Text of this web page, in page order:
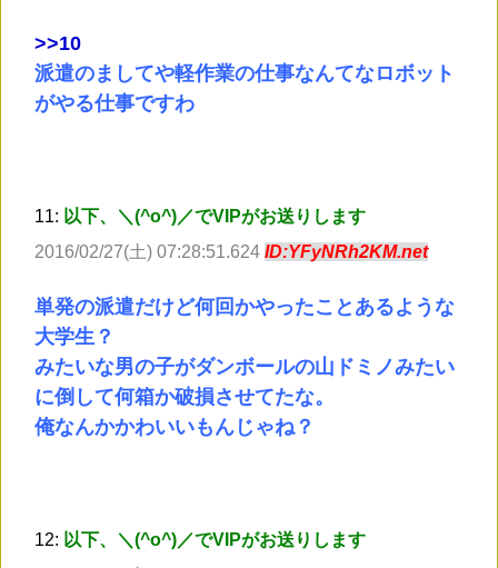
>>10
派遣のましてや軽作業の仕事なんてなロボット
がやる仕事ですわ
11: 以下、＼(^o^)／でVIPがお送りします
2016/02/27(土) 07:28:51.624 ID:YFyNRh2KM.net
単発の派遣だけど何回かやったことあるような
大学生？
みたいな男の子がダンボールの山ドミノみたい
に倒して何箱か破損させてたな。
俺なんかかわいいもんじゃね？
12: 以下、＼(^o^)／でVIPがお送りします